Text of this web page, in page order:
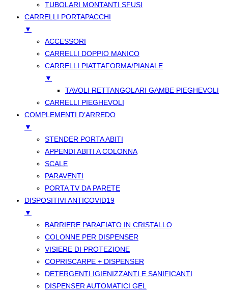
TUBOLARI MONTANTI SFUSI
CARRELLI PORTAPACCHI
▼
ACCESSORI
CARRELLI DOPPIO MANICO
CARRELLI PIATTAFORMA/PIANALE
▼
TAVOLI RETTANGOLARI GAMBE PIEGHEVOLI
CARRELLI PIEGHEVOLI
COMPLEMENTI D’ARREDO
▼
STENDER PORTA ABITI
APPENDI ABITI A COLONNA
SCALE
PARAVENTI
PORTA TV DA PARETE
DISPOSITIVI ANTICOVID19
▼
BARRIERE PARAFIATO IN CRISTALLO
COLONNE PER DISPENSER
VISIERE DI PROTEZIONE
COPRISCARPE + DISPENSER
DETERGENTI IGIENIZZANTI E SANIFICANTI
DISPENSER AUTOMATICI GEL